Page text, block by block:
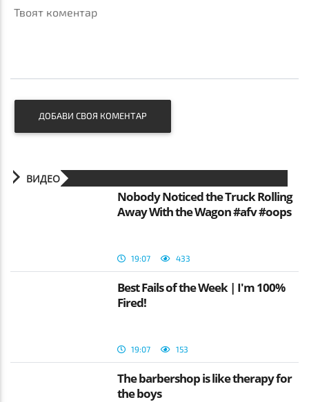
Твоят коментар
ДОБАВИ СВОЯ КОМЕНТАР
ВИДЕО
Nobody Noticed the Truck Rolling
Away With the Wagon #afv #oops
19:07 433
Best Fails of the Week | I'm 100%
Fired!
19:07 153
The barbershop is like therapy for
the boys